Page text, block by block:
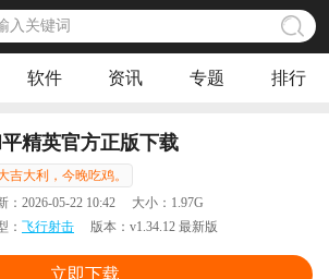
软件 资讯 专题 排行
精英官方正版下载
吉大利，今晚吃鸡。
： 2026-05-22 10:42 大小： 1.97G
： 飞行射击 版本： v1.34.12 最新版
立即下载